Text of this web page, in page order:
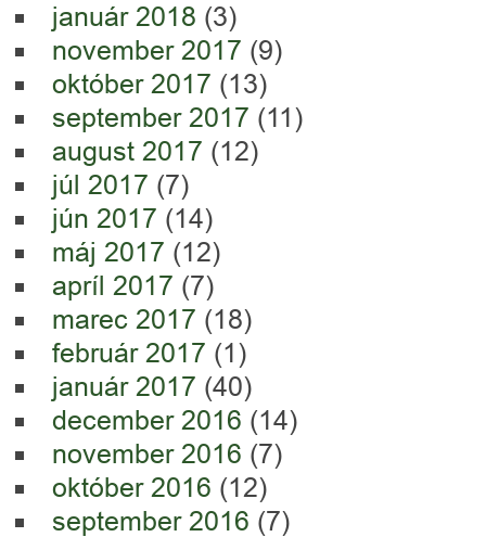
január 2018 (3)
november 2017 (9)
október 2017 (13)
september 2017 (11)
august 2017 (12)
júl 2017 (7)
jún 2017 (14)
máj 2017 (12)
apríl 2017 (7)
marec 2017 (18)
február 2017 (1)
január 2017 (40)
december 2016 (14)
november 2016 (7)
október 2016 (12)
september 2016 (7)